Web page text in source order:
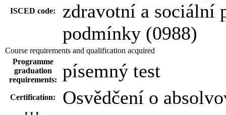
ISCED code:
zdravotní a sociální
podmínky (0988)
Course requirements and qualification acquired
Programme
graduation
requirements:
písemný test
Certification: Osvědčení o